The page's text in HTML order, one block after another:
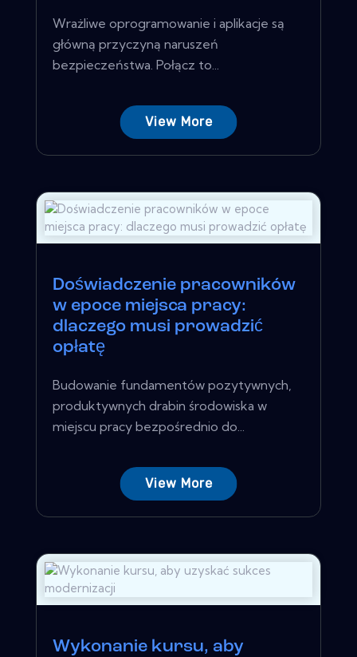
Wrażliwe oprogramowanie i aplikacje są
główną przyczyną naruszeń
bezpieczeństwa. Połącz to...
View More
Doświadczenie pracowników
w epoce miejsca pracy:
dlaczego musi prowadzić
opłatę
Budowanie fundamentów pozytywnych,
produktywnych drabin środowiska w
miejscu pracy bezpośrednio do...
View More
Wykonanie kursu, aby